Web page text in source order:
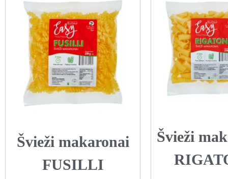
Švieži makaronai
FUSILLI
Švieži